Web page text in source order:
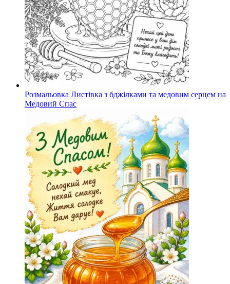
Розмальовка Листівка з бджілками та медовим серцем на
Медовий Спас